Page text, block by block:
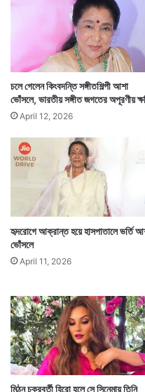
এতদিন বাকি ৪টি বিয়ে
রুপার্টকে বেশ খুশিই দেখা
ইয়র্ক পোস্ট, দ্যা টাইমস,
রয়েছে তাবড় সব
করেছিলেন অস্ট্রেলিয়ান এক
চলে গেলেন কিংবদন্তি সঙ্গীতশিল্পী আশা
ভোঁসলে, ভারতীয় সঙ্গীত জগতের অপূরণীয়
April 12, 2026
হৃদরোগে আক্রান্ত হয়ে হাসপাতালে ভর্তি
ভোঁসলে
April 11, 2026
মিঠুন চক্রবর্তী হিরো হলে সে সিনেমায় তিনি